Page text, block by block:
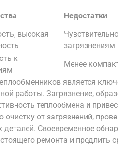
Недостатки
высокая
загрязнениям
к
Менее
является
работы. Загрязнение,
теплообмена и
от загрязнений,
Своевременное
ремонта и продлить